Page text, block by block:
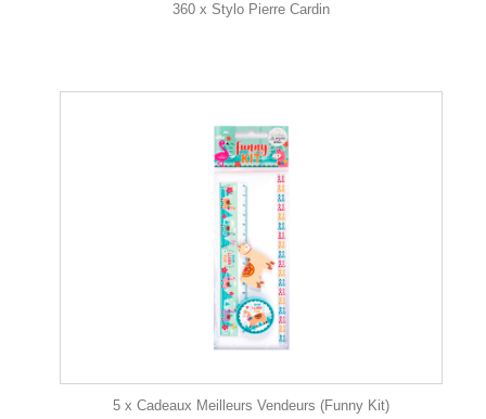
360 x Stylo Pierre Cardin
5 x Cadeaux Meilleurs Vendeurs (Funny Kit)